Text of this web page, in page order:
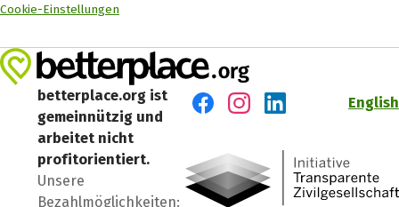
Cookie-Einstellungen
betterplace.org ist
gemeinnützig und
arbeitet nicht
profitorientiert.
Unsere
Bezahlmöglichkeiten:
English